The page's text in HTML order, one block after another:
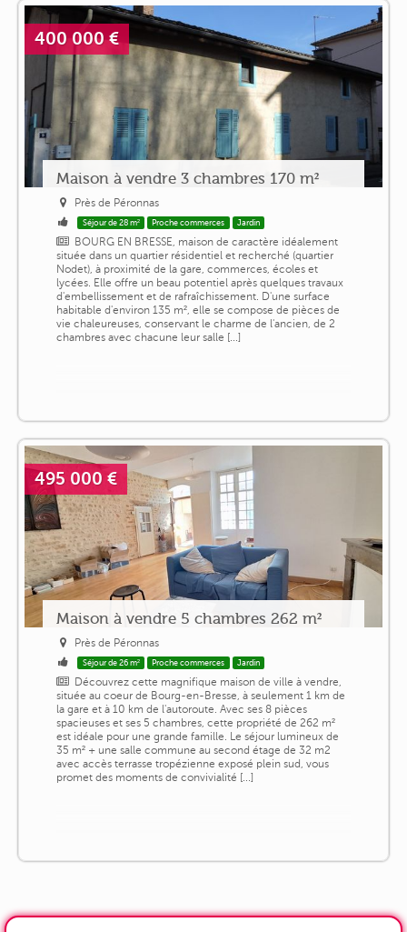
400 000 €
Maison à vendre 3 chambres 170 m²
Près de Péronnas
Séjour de 28 m² Proche commerces Jardin
BOURG EN BRESSE, maison de caractère idéalement
située dans un quartier résidentiel et recherché (quartier
Nodet), à proximité de la gare, commerces, écoles et
lycées. Elle offre un beau potentiel après quelques travaux
d'embellissement et de rafraîchissement. D'une surface
habitable d'environ 135 m², elle se compose de pièces de
vie chaleureuses, conservant le charme de l'ancien, de 2
chambres avec chacune leur salle [...]
495 000 €
Maison à vendre 5 chambres 262 m²
Près de Péronnas
Séjour de 26 m² Proche commerces Jardin
Découvrez cette magnifique maison de ville à vendre,
située au coeur de Bourg-en-Bresse, à seulement 1 km de
la gare et à 10 km de l'autoroute. Avec ses 8 pièces
spacieuses et ses 5 chambres, cette propriété de 262 m²
est idéale pour une grande famille. Le séjour lumineux de
35 m² + une salle commune au second étage de 32 m2
avec accès terrasse tropézienne exposé plein sud, vous
promet des moments de convivialité [...]